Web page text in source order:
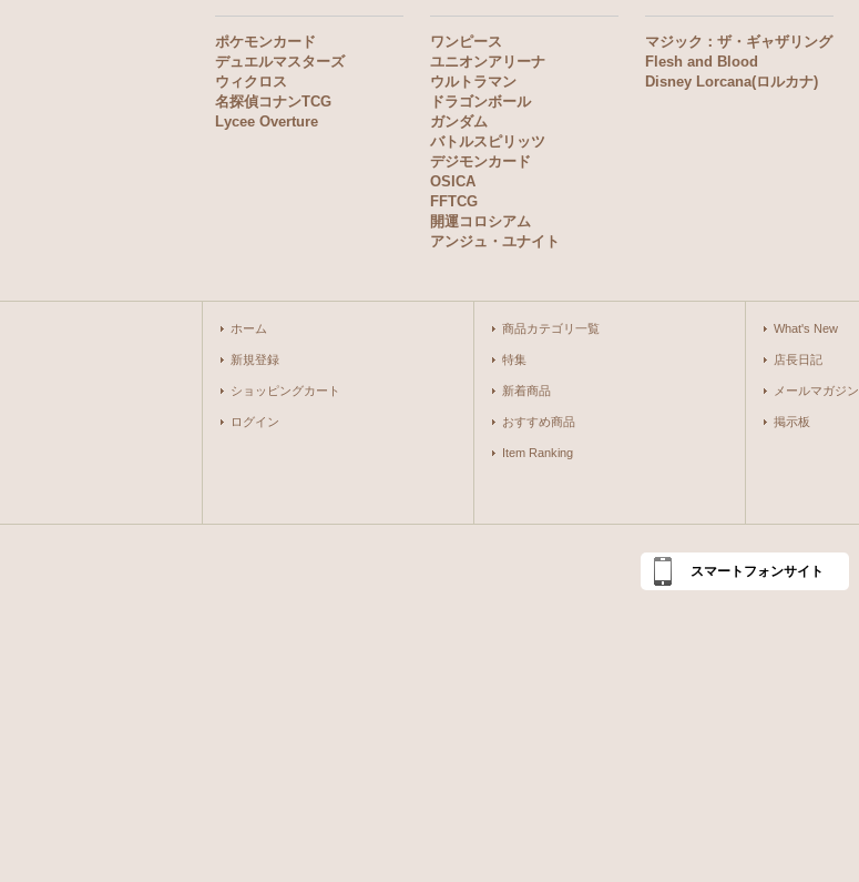
ポケモンカード
デュエルマスターズ
ウィクロス
名探偵コナンTCG
Lycee Overture
ワンピース
ユニオンアリーナ
ウルトラマン
ドラゴンボール
ガンダム
バトルスピリッツ
デジモンカード
OSICA
FFTCG
開運コロシアム
アンジュ・ユナイト
マジック：ザ・ギャザリング
Flesh and Blood
Disney Lorcana(ロルカナ)
ホーム
新規登録
ショッピングカート
ログイン
商品カテゴリ一覧
特集
新着商品
おすすめ商品
Item Ranking
What's New
店長日記
メールマガジン
掲示板
スマートフォンサイト